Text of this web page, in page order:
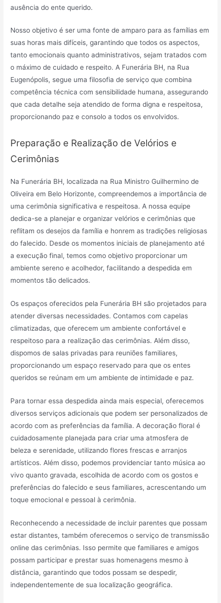
ausência do ente querido.
Nosso objetivo é ser uma fonte de amparo para as famílias em
suas horas mais difíceis, garantindo que todos os aspectos,
tanto emocionais quanto administrativos, sejam tratados com
o máximo de cuidado e respeito. A Funerária BH, na Rua
Eugenópolis, segue uma filosofia de serviço que combina
competência técnica com sensibilidade humana, assegurando
que cada detalhe seja atendido de forma digna e respeitosa,
proporcionando paz e consolo a todos os envolvidos.
Preparação e Realização de Velórios e
Cerimônias
Na Funerária BH, localizada na Rua Ministro Guilhermino de
Oliveira em Belo Horizonte, compreendemos a importância de
uma cerimônia significativa e respeitosa. A nossa equipe
dedica-se a planejar e organizar velórios e cerimônias que
reflitam os desejos da família e honrem as tradições religiosas
do falecido. Desde os momentos iniciais de planejamento até
a execução final, temos como objetivo proporcionar um
ambiente sereno e acolhedor, facilitando a despedida em
momentos tão delicados.
Os espaços oferecidos pela Funerária BH são projetados para
atender diversas necessidades. Contamos com capelas
climatizadas, que oferecem um ambiente confortável e
respeitoso para a realização das cerimônias. Além disso,
dispomos de salas privadas para reuniões familiares,
proporcionando um espaço reservado para que os entes
queridos se reúnam em um ambiente de intimidade e paz.
Para tornar essa despedida ainda mais especial, oferecemos
diversos serviços adicionais que podem ser personalizados de
acordo com as preferências da família. A decoração floral é
cuidadosamente planejada para criar uma atmosfera de
beleza e serenidade, utilizando flores frescas e arranjos
artísticos. Além disso, podemos providenciar tanto música ao
vivo quanto gravada, escolhida de acordo com os gostos e
preferências do falecido e seus familiares, acrescentando um
toque emocional e pessoal à cerimônia.
Reconhecendo a necessidade de incluir parentes que possam
estar distantes, também oferecemos o serviço de transmissão
online das cerimônias. Isso permite que familiares e amigos
possam participar e prestar suas homenagens mesmo à
distância, garantindo que todos possam se despedir,
independentemente de sua localização geográfica.